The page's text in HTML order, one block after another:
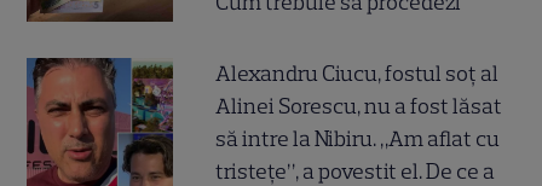
Alexandru Ciucu, fostul soț al
Alinei Sorescu, nu a fost lăsat
să intre la Nibiru. „Am aflat cu
tristețe”, a povestit el. De ce a